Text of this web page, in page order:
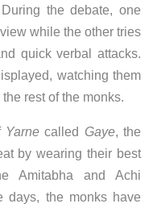
the debate, one
while the other tries
quick verbal attacks.
watching them
rest of the monks.
Yarnecalled Gaye, the
by wearing their best
Amitabha and Achi
days, the monks have